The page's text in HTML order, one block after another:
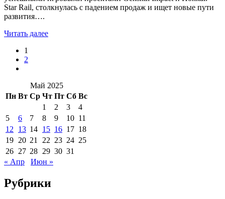
Star Rail, столкнулась с падением продаж и ищет новые пути
развития….
Читать далее
1
2
Май 2025
Пн Вт Ср Чт Пт Сб Вс
1
2 3
4
5
6 7 8 9 10 11
12
13 14 15 16 17 18
19 20 21 22 23 24 25
26 27 28 29 30 31
« Апр
Июн »
Рубрики